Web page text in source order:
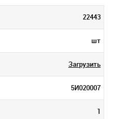
22443
шт
Загрузить
5И020007
1